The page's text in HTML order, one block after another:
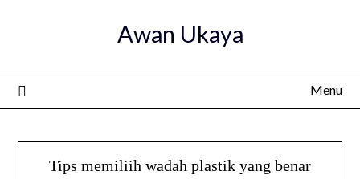
Awan Ukaya
Menu
Tips memiliih wadah plastik yang benar